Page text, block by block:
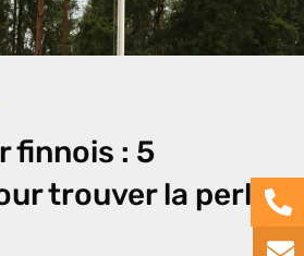
finnois : 5
trouver la perle